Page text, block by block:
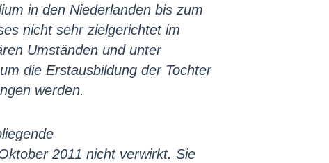
in den Niederlanden bis zum
nicht sehr zielgerichtet im
Umständen und unter
die Erstausbildung der Tochter
werden.
2011 nicht verwirkt. Sie